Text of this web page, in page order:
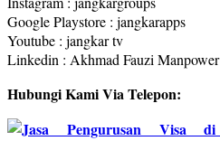
Google Playstore : jangkarapps
Youtube : jangkar tv
Linkedin : Akhmad Fauzi Manpower
Hubungi Kami Via Telepon: